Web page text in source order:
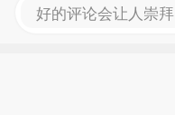
好的评论会让人崇拜